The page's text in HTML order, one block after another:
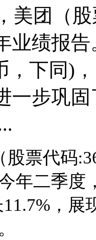
美团（
业绩报
，下同)
一步巩
股票代码
年二季度
，